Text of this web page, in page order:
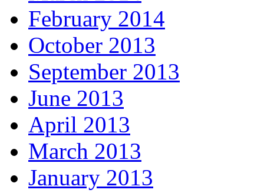
February 2014
October 2013
September 2013
June 2013
April 2013
March 2013
January 2013